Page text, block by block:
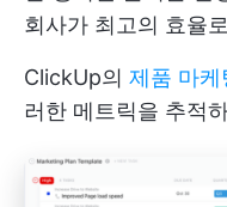
회사가 최고의 효율
ClickUp의 제품 마케
러한 메트릭을 추적